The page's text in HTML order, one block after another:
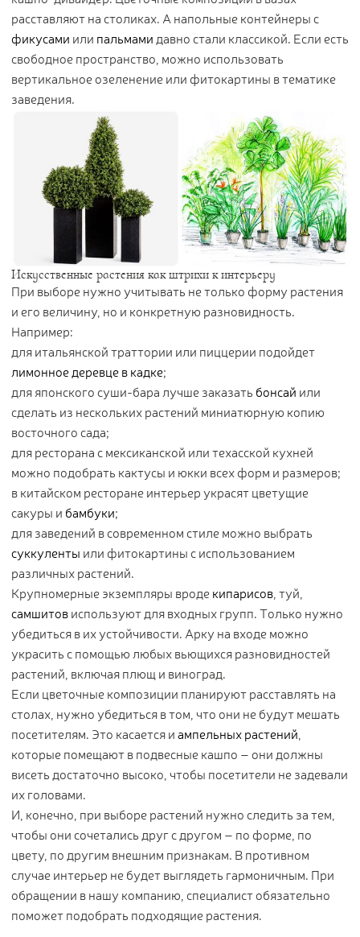
расставляют на столиках. А напольные контейнеры с
фикусами или пальмамидавно стали классикой. Если есть
свободное пространство, можно использовать
вертикальное озеленение или фитокартины в тематике
заведения.
Искусственные растения как штрихи к интерьеру
При выборе нужно учитывать не только форму растения
и его величину, но и конкретную разновидность.
Например:
для итальянской траттории или пиццерии подойдет
лимонное деревце в кадке;
для японского суши-бара лучше заказать бонсай или
сделать из нескольких растений миниатюрную копию
восточного сада;
для ресторана с мексиканской или техасской кухней
можно подобрать кактусы и юкки всех форм и размеров;
в китайском ресторане интерьер украсят цветущие
сакуры и бамбуки;
для заведений в современном стиле можно выбрать
суккуленты или фитокартины с использованием
различных растений.
Крупномерные экземпляры вродекипарисов, туй,
самшитовиспользуют для входных групп. Только нужно
убедиться в их устойчивости. Арку на входе можно
украсить с помощью любых вьющихся разновидностей
растений, включая плющ и виноград.
Если цветочные композиции планируют расставлять на
столах, нужно убедиться в том, что они не будут мешать
посетителям. Это касается иампельных растений,
которые помещают в подвесные кашпо – они должны
висеть достаточно высоко, чтобы посетители не задевали
их головами.
И, конечно, при выборе растений нужно следить за тем,
чтобы они сочетались друг с другом – по форме, по
цвету, по другим внешним признакам. В противном
случае интерьер не будет выглядеть гармоничным. При
обращении в нашу компанию, специалист обязательно
поможет подобрать подходящие растения.